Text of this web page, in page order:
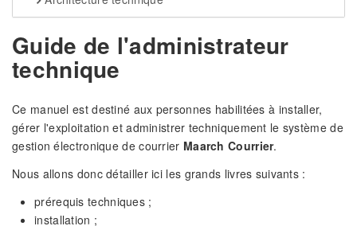
Guide de l'administrateur
technique
Ce manuel est destiné aux personnes habilitées à installer,
gérer l'exploitation et administrer techniquement le système de
gestion électronique de courrier Maarch Courrier.
Nous allons donc détailler ici les grands livres suivants :
prérequis techniques ;
installation ;